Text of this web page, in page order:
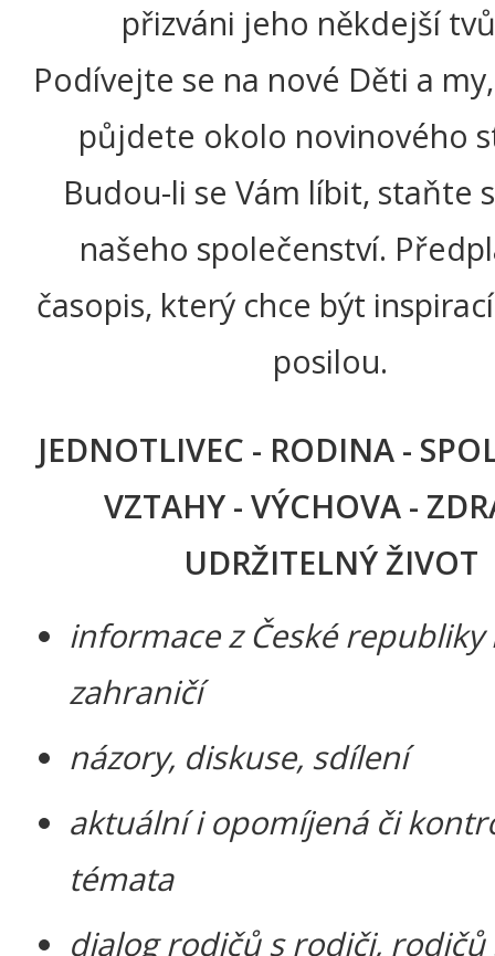
přizváni jeho někdejší
Podívejte se na nové Děti a
půjdete okolo novinového
Budou-li se Vám líbit, staňte
našeho společenství.
časopis, který chce být
posilou.
JEDNOTLIVEC - RODINA -
VZTAHY - VÝCHOVA -
UDRŽITELNÝ ŽIVOT
informace z České republiky
zahraničí
názory, diskuse, sdílení
aktuální i opomíjená či
témata
dialog rodičů s rodiči, rodičů